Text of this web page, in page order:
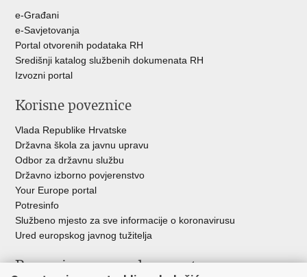
e-Građani
e-Savjetovanja
Portal otvorenih podataka RH
Središnji katalog službenih dokumenata RH
Izvozni portal
Korisne poveznice
Vlada Republike Hrvatske
Državna škola za javnu upravu
Odbor za državnu službu
Državno izborno povjerenstvo
Your Europe portal
Potresinfo
Službeno mjesto za sve informacije o koronavirusu
Ured europskog javnog tužitelja
Poveznice pravosudnog sustava